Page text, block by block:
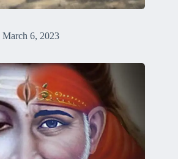
March 6, 2023